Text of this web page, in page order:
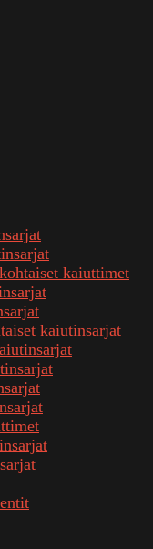
kaiuttimet
kaiutinsarjat